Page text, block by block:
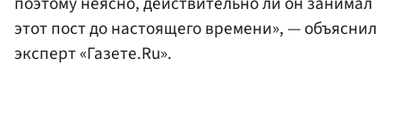
этот пост до настоящего времени», — объяснил
эксперт «Газете.Ru».